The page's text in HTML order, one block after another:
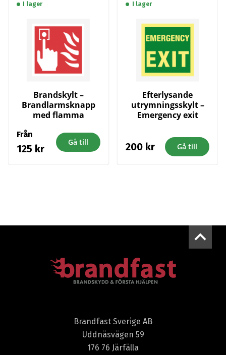
I lager
Brandskylt –
Brandlarmsknapp
med flamma
Från
125 kr
Gå till
I lager
Efterlysande
utrymningsskylt –
Emergency exit
200 kr Gå till
Brandfast Sverige AB
Uddnäsvägen 59
176 76 Järfälla